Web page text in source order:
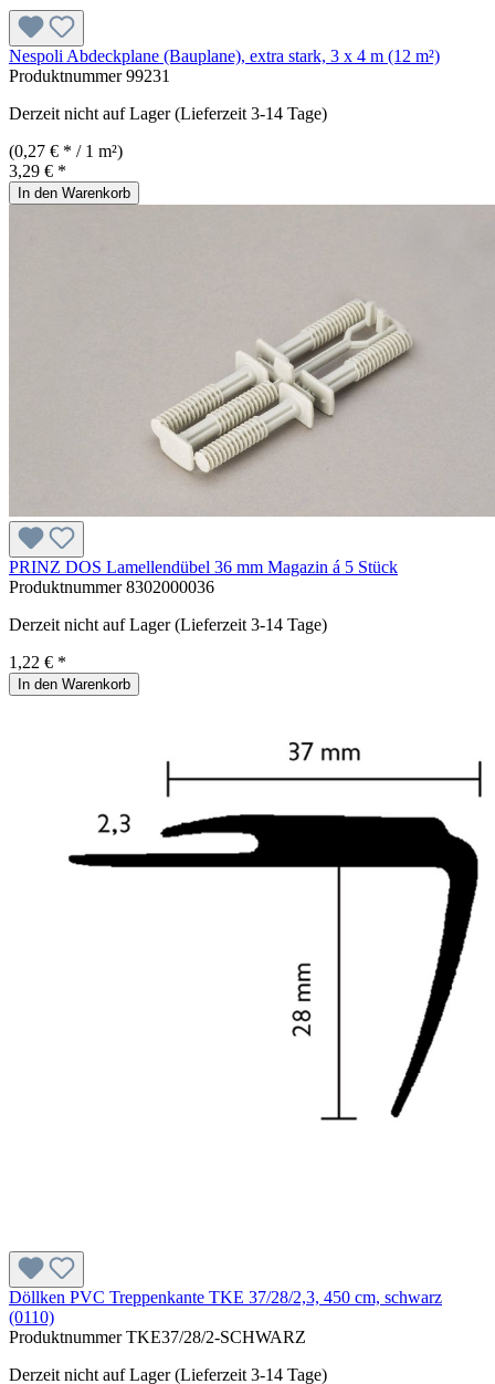
Nespoli Abdeckplane (Bauplane), extra stark, 3 x 4 m (12 m²)
Produktnummer99231
Derzeit nicht auf Lager (Lieferzeit 3-14 Tage)
(0,27 € * / 1 m²)
3,29 € *
In den Warenkorb
PRINZ DOS Lamellendübel 36 mm Magazin á 5 Stück
Produktnummer8302000036
Derzeit nicht auf Lager (Lieferzeit 3-14 Tage)
1,22 € *
In den Warenkorb
Döllken PVC Treppenkante TKE 37/28/2,3, 450 cm, schwarz
(0110)
ProduktnummerTKE37/28/2-SCHWARZ
Derzeit nicht auf Lager (Lieferzeit 3-14 Tage)